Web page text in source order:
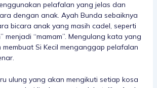
pelafalan yang jelas dan
dengan anak. Ayah Bunda sebaiknya
bicara anak yang masih cadel, seperti
menjadi “mamam”. Mengulang kata yang
Si Kecil menganggap pelafalan
ulung yang akan mengikuti setiap kosa